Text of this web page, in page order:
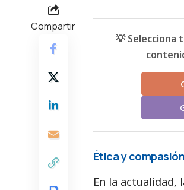
Compartir
💡 Selecciona
Ética y
En la